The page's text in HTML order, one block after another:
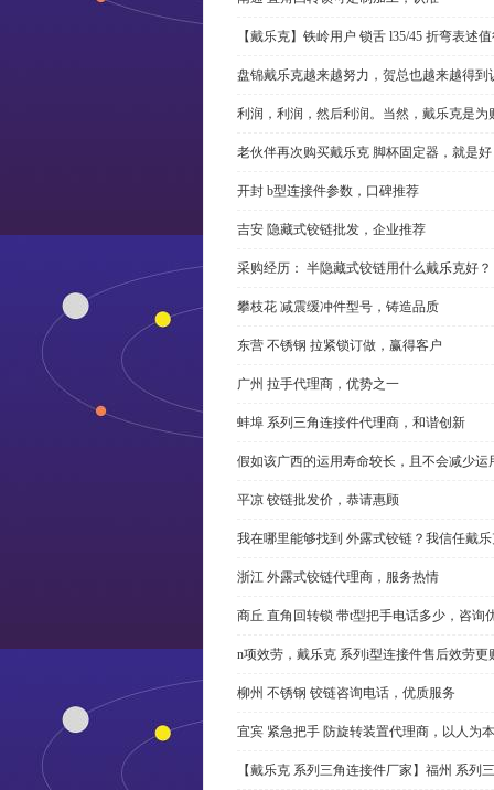
【戴乐克】铁岭用户 锁舌 l35/45 折弯表述
盘锦戴乐克越来越努力，贺总也越来越得到
利润，利润，然后利润。当然，戴乐克是为
老伙伴再次购买戴乐克 脚杯固定器，就是
开封 b型连接件参数，口碑推荐
吉安 隐藏式铰链批发，企业推荐
采购经历： 半隐藏式铰链用什么戴乐克好？
攀枝花 减震缓冲件型号，铸造品质
东营 不锈钢 拉紧锁订做，赢得客户
广州 拉手代理商，优势之一
蚌埠 系列三角连接件代理商，和谐创新
假如该广西的运用寿命较长，且不会减少
平凉 铰链批发价，恭请惠顾
我在哪里能够找到 外露式铰链？我信任戴
浙江 外露式铰链代理商，服务热情
商丘 直角回转锁 带t型把手电话多少，咨询
n项效劳，戴乐克 系列i型连接件售后效劳更
柳州 不锈钢 铰链咨询电话，优质服务
宜宾 紧急把手 防旋转装置代理商，以人为本
【戴乐克 系列三角连接件厂家】福州 系列